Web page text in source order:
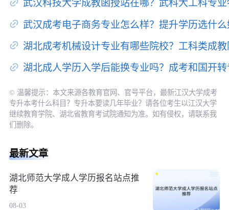
武汉科技大学成教函授站在哪？武科大工科专
武汉成考电子商务专业怎么样？提升学历选什
湖北成考机械设计专业有哪些院校？工科类成
湖北成人学历入学后能换专业吗？成考和国开
© 温馨提示：本文来源各教育官网、官号平台，最新江汉大学成考
专升本考什么科目？专升本要读几年毕业？请各位考生以江汉大学
继续教育学院、湖北省教育考试院通知为准。如有侵权，请联系我
们删除。
最新文章
湖北师范大学成人学历报名站点推
荐
08-03